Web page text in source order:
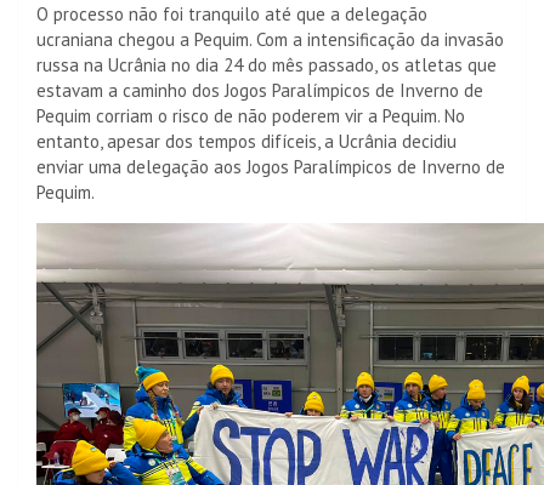
O processo não foi tranquilo até que a delegação
ucraniana chegou a Pequim. Com a intensificação da invasão
russa na Ucrânia no dia 24 do mês passado, os atletas que
estavam a caminho dos Jogos Paralímpicos de Inverno de
Pequim corriam o risco de não poderem vir a Pequim. No
entanto, apesar dos tempos difíceis, a Ucrânia decidiu
enviar uma delegação aos Jogos Paralímpicos de Inverno de
Pequim.